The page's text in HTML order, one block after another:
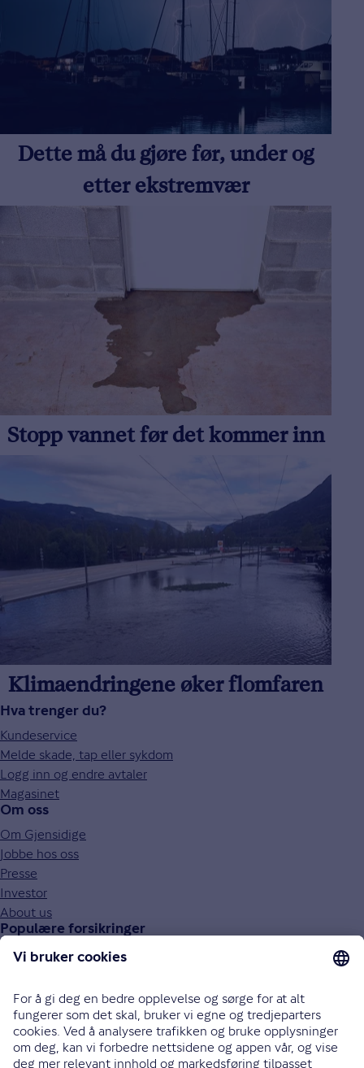
Dette må du gjøre før, under og
etter ekstremvær
Stopp vannet før det kommer inn
Klimaendringene øker flomfaren
Hva trenger du?
Kundeservice
Melde skade, tap eller sykdom
Logg inn og endre avtaler
Magasinet
Om oss
Om Gjensidige
Jobbe hos oss
Presse
Investor
About us
Populære forsikringer
Bilforsikring
Innboforsikring
Husforsikring
Livsforsikring
Barneforsikring